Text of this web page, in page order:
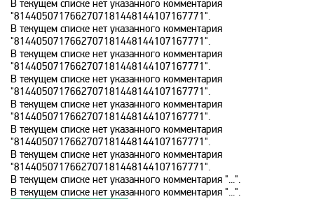
TV XXI
UDAR
Viasat Explorer
Viasat Nature
В текущем списке нет указанного комментария
"8144050717662707181448144107167771".
В текущем списке нет указанного комментария
"8144050717662707181448144107167771".
В текущем списке нет указанного комментария
"8144050717662707181448144107167771".
В текущем списке нет указанного комментария
"8144050717662707181448144107167771".
В текущем списке нет указанного комментария
"8144050717662707181448144107167771".
В текущем списке нет указанного комментария
"8144050717662707181448144107167771".
В текущем списке нет указанного комментария
"8144050717662707181448144107167771".
В текущем списке нет указанного комментария "...".
В текущем списке нет указанного комментария "...".